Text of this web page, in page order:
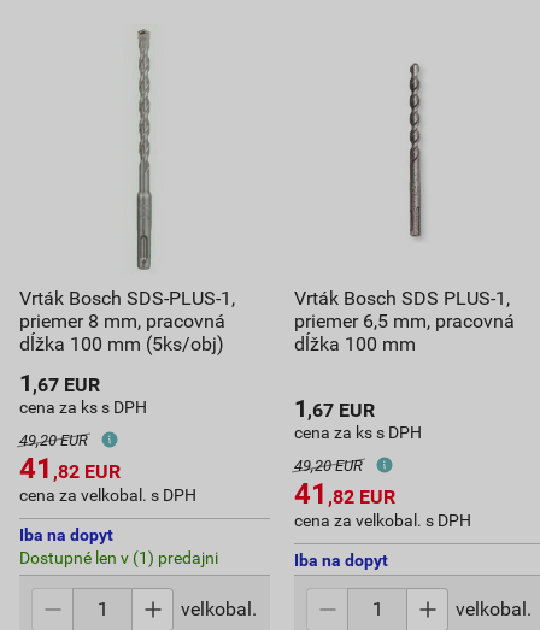
Vrták Bosch SDS-PLUS-1,
priemer 8 mm, pracovná
dĺžka 100 mm (5ks/obj)
1 ,67 EUR
cena za ks s DPH
49,20 EUR
41 ,82 EUR
cena za velkobal. s DPH
Iba na dopyt
Dostupné len v (1) predajni
velkobal.
Vrták Bosch SDS PLUS-1,
priemer 6,5 mm, pracovná
dĺžka 100 mm
1 ,67EUR
cena za ks s DPH
49,20 EUR
41 ,82EUR
cena za velkobal. s DPH
Iba na dopyt
velkobal.